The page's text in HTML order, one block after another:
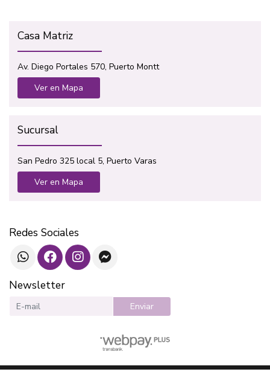
Casa Matriz
Av. Diego Portales 570, Puerto Montt
Ver en Mapa
Sucursal
San Pedro 325 local 5, Puerto Varas
Ver en Mapa
Redes Sociales
Newsletter
Enviar